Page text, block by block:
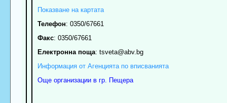
Показване на картата
Телефон: 0350/67661
Факс: 0350/67661
Електронна поща: tsveta@abv.bg
Информация от Агенцията по вписванията
Още организации в гр. Пещера